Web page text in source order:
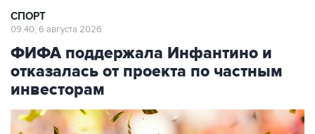
СПОРТ
09:40, 6 августа 2026
ФИФА поддержала Инфантино и
отказалась от проекта по частным
инвесторам